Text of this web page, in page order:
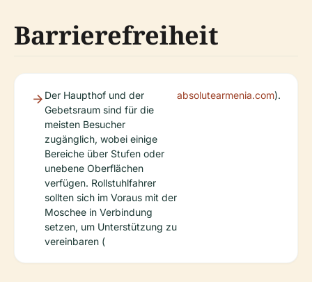
Barrierefreiheit
Der Haupthof und der
Gebetsraum sind für die
meisten Besucher
zugänglich, wobei einige
Bereiche über Stufen oder
unebene Oberflächen
verfügen. Rollstuhlfahrer
sollten sich im Voraus mit der
Moschee in Verbindung
setzen, um Unterstützung zu
vereinbaren (
absolutearmenia.com).